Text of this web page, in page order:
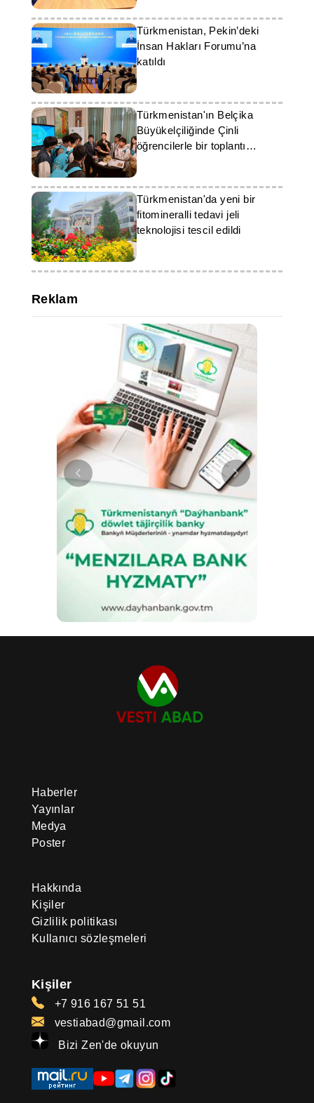
Türkmenistan, Pekin’deki
İnsan Hakları Forumu’na
katıldı
Türkmenistan'ın Belçika
Büyükelçiliğinde Çinli
öğrencilerle bir toplantı
gerçekleştirildi
Türkmenistan'da yeni bir
fitomineralli tedavi jeli
teknolojisi tescil edildi
Reklam
Haberler
Yayınlar
Medya
Poster
Hakkında
Kişiler
Gizlilik politikası
Kullanıcı sözleşmeleri
Kişiler
+7 916 167 51 51
vestiabad@gmail.com
Bizi Zen'de okuyun